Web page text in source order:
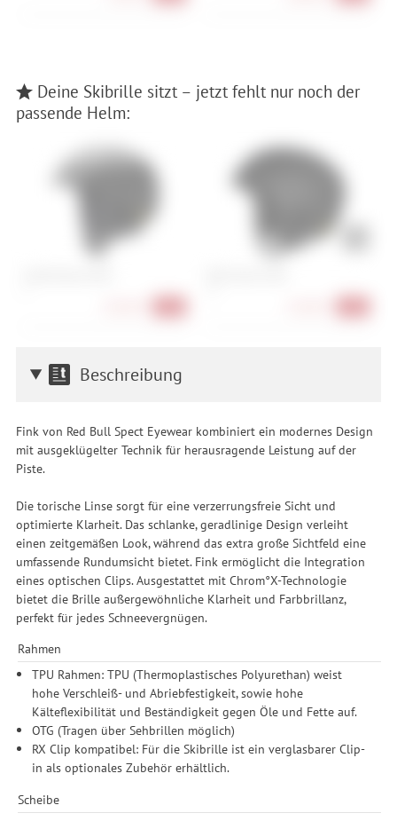
Deine Skibrille sitzt – jetzt fehlt nur noch der
passende Helm:
Beschreibung
Fink von Red Bull Spect Eyewear kombiniert ein modernes Design
mit ausgeklügelter Technik für herausragende Leistung auf der
Piste.
Die torische Linse sorgt für eine verzerrungsfreie Sicht und
optimierte Klarheit. Das schlanke, geradlinige Design verleiht
einen zeitgemäßen Look, während das extra große Sichtfeld eine
umfassende Rundumsicht bietet. Fink ermöglicht die Integration
eines optischen Clips. Ausgestattet mit Chrom°X-Technologie
bietet die Brille außergewöhnliche Klarheit und Farbbrillanz,
perfekt für jedes Schneevergnügen.
Rahmen
TPU Rahmen: TPU (Thermoplastisches Polyurethan) weist
hohe Verschleiß- und Abriebfestigkeit, sowie hohe
Kälteflexibilität und Beständigkeit gegen Öle und Fette auf.
OTG (Tragen über Sehbrillen möglich)
RX Clip kompatibel: Für die Skibrille ist ein verglasbarer Clip-
in als optionales Zubehör erhältlich.
Scheibe